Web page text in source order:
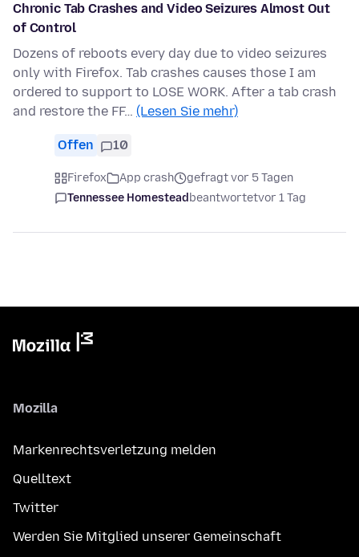
Chronic Tab Crashes and Video Seizures Almost Out
of Control
Dozens of reboots every day due to video seizures
only with Firefox. Tab crashes causes those I am
ordered to support to LOSE WORK. After a tab crash
and restore the FF… (Lesen Sie mehr)
Offen 10
Firefox App crash
gefragt vor 5 Tagen
Tennessee Homesteadbeantwortetvor 1 Tag
Mozilla
Markenrechtsverletzung melden
Quelltext
Twitter
Werden Sie Mitglied unserer Gemeinschaft